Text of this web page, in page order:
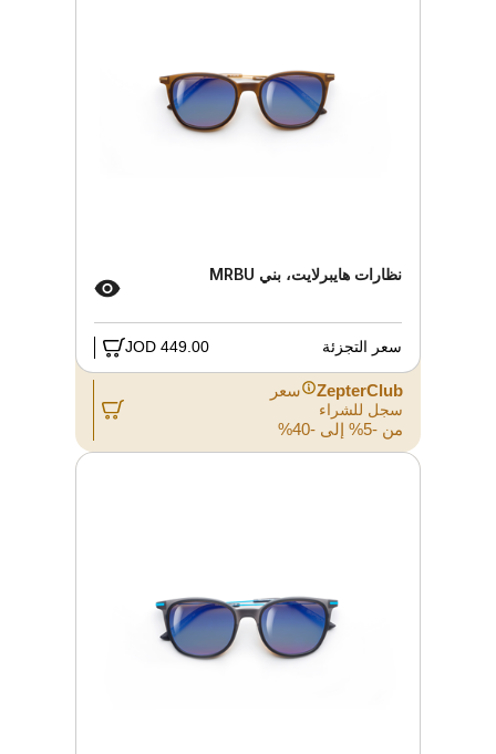
نظارات هايبرلايت، بني MRBU
سعر التجزئة 449.00 JOD
ZepterClub سعر
سجل للشراء
من -5% إلى -40%